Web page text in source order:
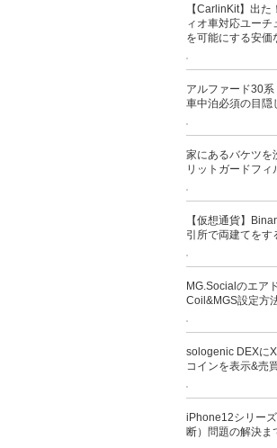
【CarlinKit】出
ィオ車対応ユー
を可能にする安価
アルファード30
車中泊必須の目隠
家にあるバケツを
リットガードフ
【仮想通貨】
引所で両建てをす
MG.Socialのエア
Coil&MGS設定方
sologenic DEXに
コインを表示&売
iPhone12シリー
断）問題の解決ま